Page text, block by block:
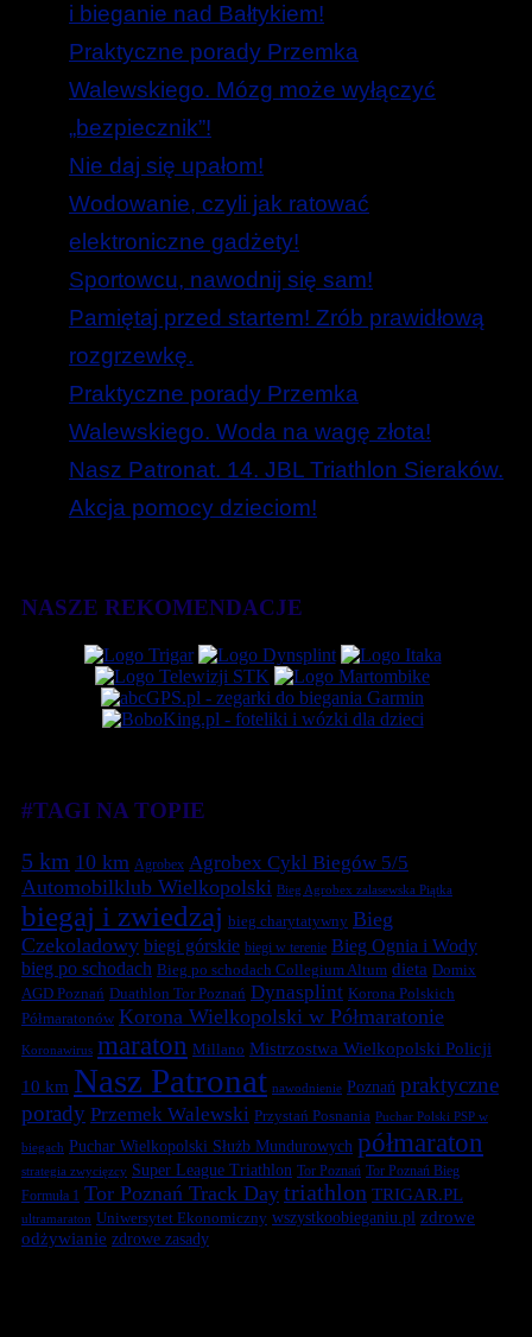
i bieganie nad Bałtykiem!
Praktyczne porady Przemka
Walewskiego. Mózg może wyłączyć
„bezpiecznik”!
Nie daj się upałom!
Wodowanie, czyli jak ratować
elektroniczne gadżety!
Sportowcu, nawodnij się sam!
Pamiętaj przed startem! Zrób prawidłową
rozgrzewkę.
Praktyczne porady Przemka
Walewskiego. Woda na wagę złota!
Nasz Patronat. 14. JBL Triathlon Sieraków.
Akcja pomocy dzieciom!
NASZE REKOMENDACJE
#TAGI NA TOPIE
5 km 10 km Agrobex Agrobex Cykl Biegów 5/5
Automobilklub Wielkopolski Bieg Agrobex zalasewska Piątka
biegaj i zwiedzaj bieg charytatywny Bieg
Czekoladowy biegi górskie biegi w terenie Bieg Ognia i Wody
bieg po schodach Bieg po schodach Collegium Altum dieta Domix
AGD Poznań Duathlon Tor Poznań Dynasplint Korona Polskich
Półmaratonów Korona Wielkopolski w Półmaratonie
Koronawirus maraton Millano Mistrzostwa Wielkopolski Policji
10 km Nasz Patronat nawodnienie Poznań praktyczne
porady Przemek Walewski Przystań Posnania Puchar Polski PSP w
biegach Puchar Wielkopolski Służb Mundurowych półmaraton
strategia zwycięzcy Super League Triathlon Tor Poznań Tor Poznań Bieg
Formuła 1 Tor Poznań Track Day triathlon TRIGAR.PL
ultramaraton Uniwersytet Ekonomiczny wszystkoobieganiu.pl zdrowe
odżywianie zdrowe zasady